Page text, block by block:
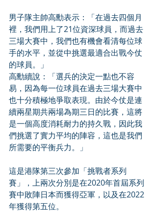
男子隊主帥高勳表示：「在過去四個月
裡，我們用上了21位資深球員，而過去
三場大賽中，我們也有機會看清每位球
手的水平，並從中挑選最適合出戰今仗
的球員。」
高勳續說：「選兵的決定一點也不容
易，因為每一位球員在過去三場大賽中
也十分積極地爭取表現。由於今仗是連
續兩星期共兩場為期三日的比賽，這將
是一個高度消耗耐力的持久戰，因此我
們挑選了實力平均的陣容，這也是我們
所需要的平衡兵力。」
這是港隊第三次參加「挑戰者系列
賽」，上兩次分別是在2020年首屆系列
賽中敗陣日本而獲得亞軍，以及在2022
年獲得第五位。